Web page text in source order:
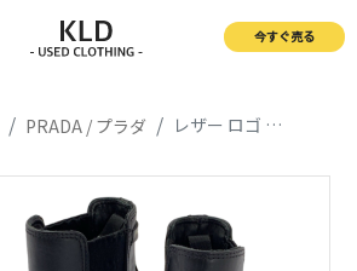
今すぐ売る
PRADA / プラダ レザー ロゴ サイドゴアヒールブーツ